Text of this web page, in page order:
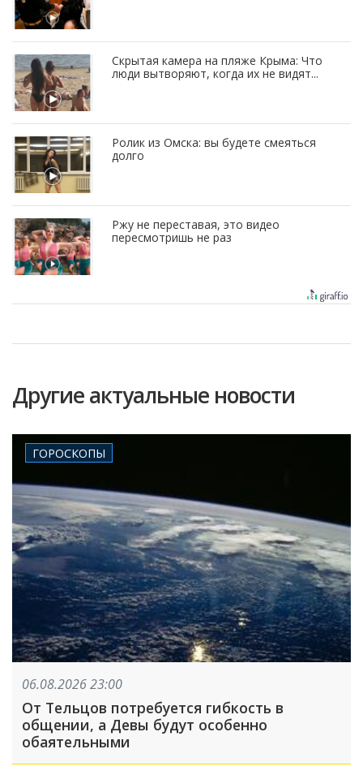
Скрытая камера на пляже Крыма: Что
люди вытворяют, когда их не видят...
Ролик из Омска: вы будете смеяться
долго
Ржу не переставая, это видео
пересмотришь не раз
Другие актуальные новости
ГОРОСКОПЫ
06.08.2026 23:00
От Тельцов потребуется гибкость в
общении, а Девы будут особенно
обаятельными